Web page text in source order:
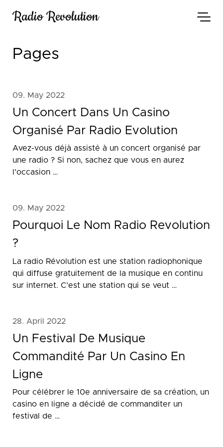
Radio Revolution
Pages
09. May 2022
Un Concert Dans Un Casino
Organisé Par Radio Evolution
Avez-vous déjà assisté à un concert organisé par
une radio ? Si non, sachez que vous en aurez
l'occasion …
09. May 2022
Pourquoi Le Nom Radio Revolution
?
La radio Révolution est une station radiophonique
qui diffuse gratuitement de la musique en continu
sur internet. C’est une station qui se veut …
28. April 2022
Un Festival De Musique
Commandité Par Un Casino En
Ligne
Pour célébrer le 10e anniversaire de sa création, un
casino en ligne a décidé de commanditer un
festival de …